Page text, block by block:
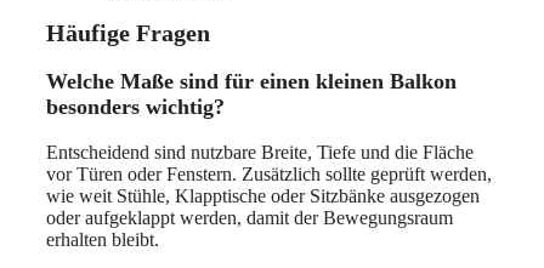
Häufige Fragen
Welche Maße sind für einen kleinen Balkon
besonders wichtig?
Entscheidend sind nutzbare Breite, Tiefe und die Fläche
vor Türen oder Fenstern. Zusätzlich sollte geprüft werden,
wie weit Stühle, Klapptische oder Sitzbänke ausgezogen
oder aufgeklappt werden, damit der Bewegungsraum
erhalten bleibt.